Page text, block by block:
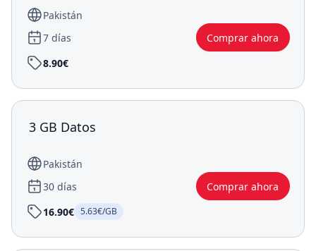
Pakistán
7 días
Comprar ahora
8.90€
3 GB Datos
Pakistán
30 días
Comprar ahora
16.90€ 5.63€/GB